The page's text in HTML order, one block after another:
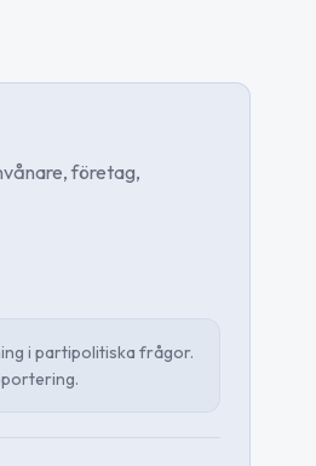
företag,
i partipolitiska frågor.